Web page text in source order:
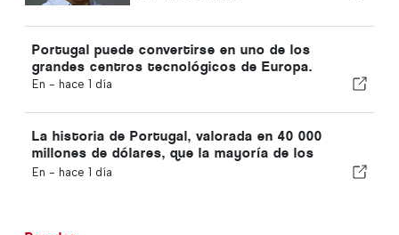
Portugal puede convertirse en uno de los
grandes centros tecnológicos de Europa.
En - hace 1 día
La historia de Portugal, valorada en 40 000
millones de dólares, que la mayoría de los
inversores están pasando por alto
En - hace 1 día